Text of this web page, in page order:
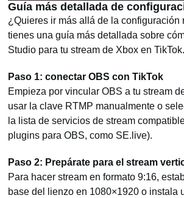
Guía más detallada de
¿Quieres ir más allá de la configuración
tienes una guía más detallada sobre
Studio para tu stream de Xbox en TikTok.
Paso 1: conectar OBS con TikTok
Empieza por vincular OBS a tu stream
usar la clave RTMP manualmente o
la lista de servicios de stream
plugins para OBS, como SE.live).
Paso 2: Prepárate para el stream
Para hacer stream en formato 9:16,
base del lienzo en 1080×1920 o instala